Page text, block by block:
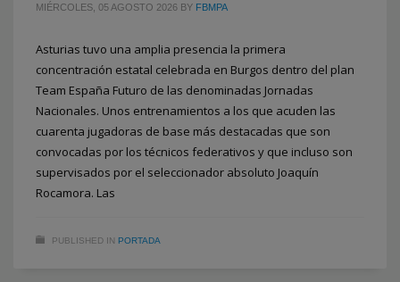
MIÉRCOLES, 05 AGOSTO 2026 BY FBMPA
Asturias tuvo una amplia presencia la primera
concentración estatal celebrada en Burgos dentro del plan
Team España Futuro de las denominadas Jornadas
Nacionales. Unos entrenamientos a los que acuden las
cuarenta jugadoras de base más destacadas que son
convocadas por los técnicos federativos y que incluso son
supervisados por el seleccionador absoluto Joaquín
Rocamora. Las
PUBLISHED IN PORTADA